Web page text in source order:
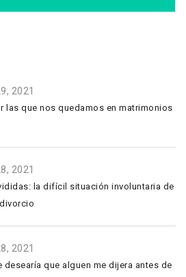
2021
las que nos quedamos en matrimonios
2021
la difícil situación involuntaria de
2021
desearía que alguen me dijera antes de